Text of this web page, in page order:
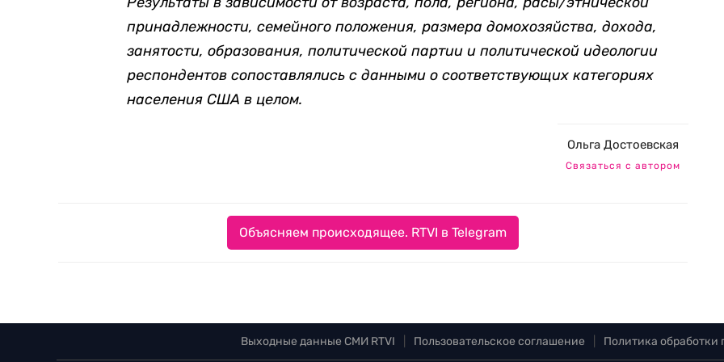
принадлежности, семейного положения, размера домохозяйства, дохода,
занятости, образования, политической партии и политической идеологии
респондентов сопоставлялись с данными о соответствующих категориях
населения США в целом.
Ольга Достоевская
Связаться с автором
Объясняем происходящее. RTVI в Telegram
Выходные данные СМИ RTVI Пользовательское соглашение Политика